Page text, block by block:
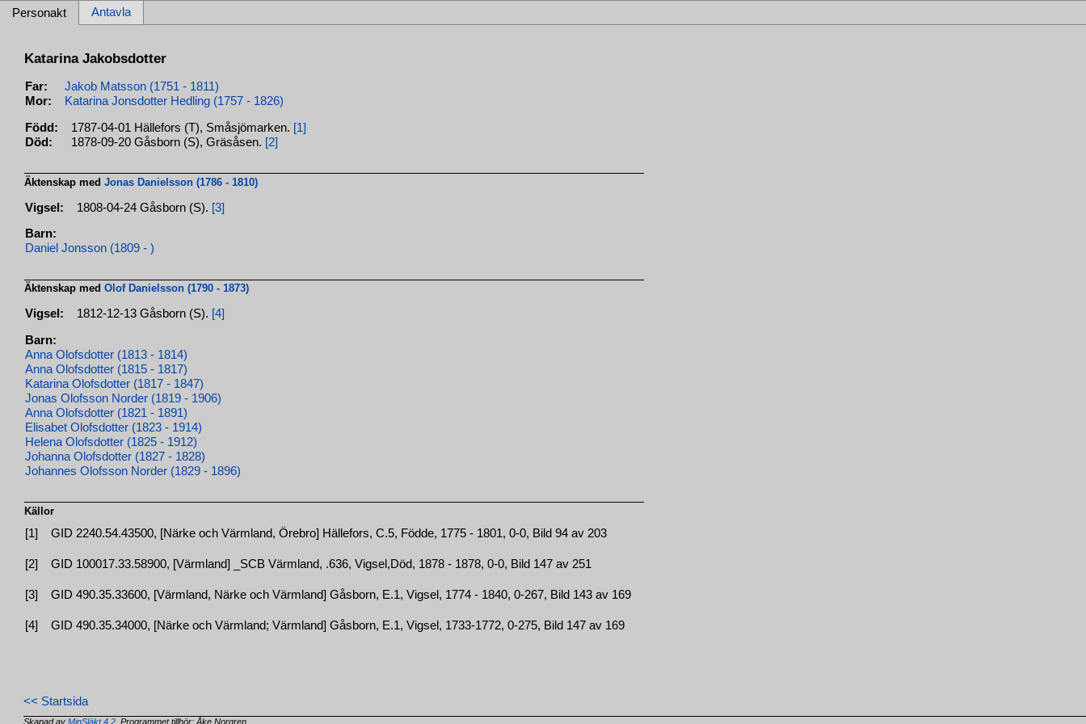
Personakt Antavla
Katarina Jakobsdotter
Far:
Jakob Matsson (1751 - 1811)
Mor:
Katarina Jonsdotter Hedling (1757 - 1826)
Född: 1787-04-01 Hällefors (T), Småsjömarken. [1]
Död:
1878-09-20 Gåsborn (S), Gräsåsen. [2]
Äktenskap medJonas Danielsson (1786 - 1810)
Vigsel: 1808-04-24 Gåsborn (S). [3]
Barn:
Daniel Jonsson (1809 - )
Äktenskap medOlof Danielsson (1790 - 1873)
Vigsel: 1812-12-13 Gåsborn (S). [4]
Barn:
Anna Olofsdotter (1813 - 1814)
Anna Olofsdotter (1815 - 1817)
Katarina Olofsdotter (1817 - 1847)
Jonas Olofsson Norder (1819 - 1906)
Anna Olofsdotter (1821 - 1891)
Elisabet Olofsdotter (1823 - 1914)
Helena Olofsdotter (1825 - 1912)
Johanna Olofsdotter (1827 - 1828)
Johannes Olofsson Norder (1829 - 1896)
Källor
[1] GID 2240.54.43500, [Närke och Värmland, Örebro] Hällefors, C.5, Födde, 1775 - 1801, 0-0, Bild 94 av 203
[2] GID 100017.33.58900, [Värmland] _SCB Värmland, .636, Vigsel,Död, 1878 - 1878, 0-0, Bild 147 av 251
[3] GID 490.35.33600, [Värmland, Närke och Värmland] Gåsborn, E.1, Vigsel, 1774 - 1840, 0-267, Bild 143 av 169
[4] GID 490.35.34000, [Närke och Värmland; Värmland] Gåsborn, E.1, Vigsel, 1733-1772, 0-275, Bild 147 av 169
<< Startsida
Skapad avMinSläkt 4.2 , Programmet tillhör: Åke Norgren